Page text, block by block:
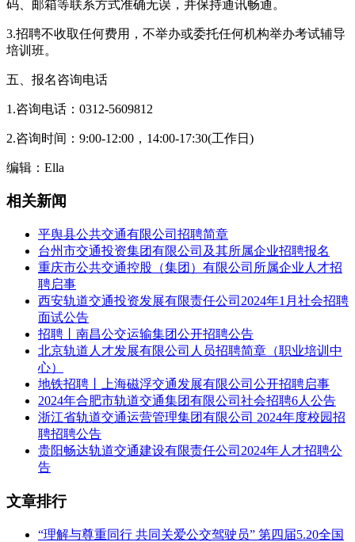
码、邮箱等联系方式准确无误，并保持通讯畅通。
3.招聘不收取任何费用，不举办或委托任何机构举办考试辅导
培训班。
五、报名咨询电话
1.咨询电话：0312-5609812
2.咨询时间：9:00-12:00，14:00-17:30(工作日)
编辑：Ella
相关新闻
平舆县公共交通有限公司招聘简章
台州市交通投资集团有限公司及其所属企业招聘报名
重庆市公共交通控股（集团）有限公司所属企业人才招
聘启事
西安轨道交通投资发展有限责任公司2024年1月社会招聘
面试公告
招聘丨南昌公交运输集团公开招聘公告
北京轨道人才发展有限公司人员招聘简章（职业培训中
心）
地铁招聘丨上海磁浮交通发展有限公司公开招聘启事
2024年合肥市轨道交通集团有限公司社会招聘6人公告
浙江省轨道交通运营管理集团有限公司 2024年度校园招
聘招聘公告
贵阳畅达轨道交通建设有限责任公司2024年人才招聘公
告
文章排行
“理解与尊重同行 共同关爱公交驾驶员” 第四届5.20全国